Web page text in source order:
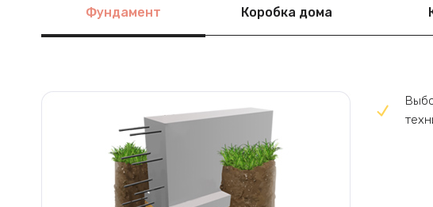
Фундамент Коробка дома